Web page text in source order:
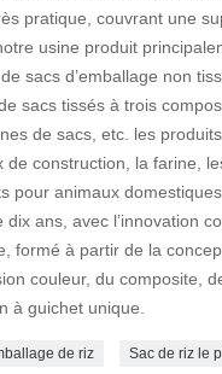
pratique, couvrant une
usine produit
sacs d’emballage non
sacs tissés à trois
de sacs, etc. les
de construction, la farine,
pour animaux
ans, avec l’innovation
formé à partir de la
couleur, du composite,
à guichet unique.
de riz Sac de riz le